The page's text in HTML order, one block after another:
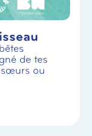
de tes
sœurs ou